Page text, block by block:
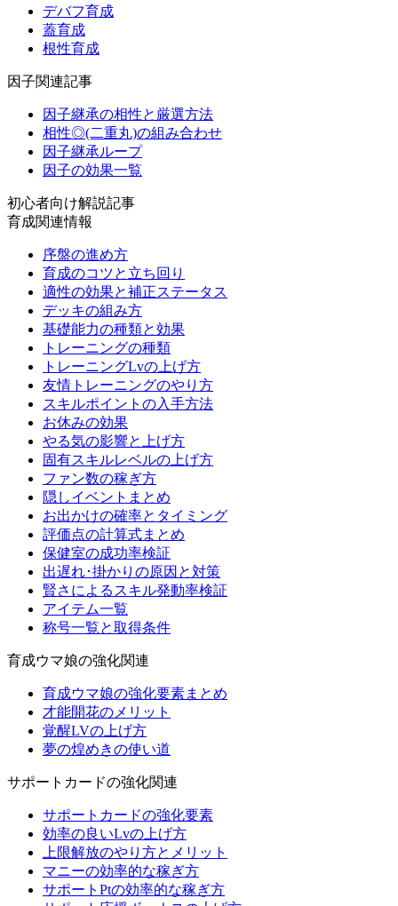
デバフ育成
蓋育成
根性育成
因子関連記事
因子継承の相性と厳選方法
相性◎(二重丸)の組み合わせ
因子継承ループ
因子の効果一覧
初心者向け解説記事
育成関連情報
序盤の進め方
育成のコツと立ち回り
適性の効果と補正ステータス
デッキの組み方
基礎能力の種類と効果
トレーニングの種類
トレーニングLvの上げ方
友情トレーニングのやり方
スキルポイントの入手方法
お休みの効果
やる気の影響と上げ方
固有スキルレベルの上げ方
ファン数の稼ぎ方
隠しイベントまとめ
お出かけの確率とタイミング
評価点の計算式まとめ
保健室の成功率検証
出遅れ･掛かりの原因と対策
賢さによるスキル発動率検証
アイテム一覧
称号一覧と取得条件
育成ウマ娘の強化関連
育成ウマ娘の強化要素まとめ
才能開花のメリット
覚醒LVの上げ方
夢の煌めきの使い道
サポートカードの強化関連
サポートカードの強化要素
効率の良いLvの上げ方
上限解放のやり方とメリット
マニーの効率的な稼ぎ方
サポートPtの効率的な稼ぎ方